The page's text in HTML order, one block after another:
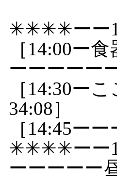
✳✳✳✳ーー
［14:00ー
ーーーーー
［14:30ー
34:08］
［14:45ー
✳✳✳✳ーー
ーーーーー